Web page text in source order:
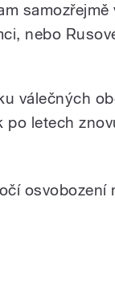
nebo
válečných
letech
osvobození